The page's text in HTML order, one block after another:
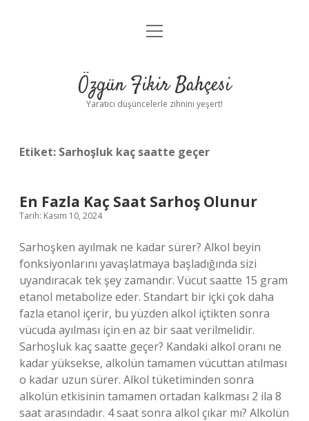
Anasayfa
Yasal Uyarı
menüyü
Özgün Fikir Bahçesi
Yaratıcı düşüncelerle zihnini yeşert!
Etiket: Sarhoşluk kaç saatte geçer
En Fazla Kaç Saat Sarhoş Olunur
Tarih: Kasım 10, 2024
Sarhoşken ayılmak ne kadar sürer? Alkol beyin
fonksiyonlarını yavaşlatmaya başladığında sizi
uyandıracak tek şey zamandır. Vücut saatte 15 gram
etanol metabolize eder. Standart bir içki çok daha
fazla etanol içerir, bu yüzden alkol içtikten sonra
vücuda ayılması için en az bir saat verilmelidir.
Sarhoşluk kaç saatte geçer? Kandaki alkol oranı ne
kadar yüksekse, alkolün tamamen vücuttan atılması
o kadar uzun sürer. Alkol tüketiminden sonra
alkolün etkisinin tamamen ortadan kalkması 2 ila 8
saat arasındadır. 4 saat sonra alkol çıkar mı? Alkolün